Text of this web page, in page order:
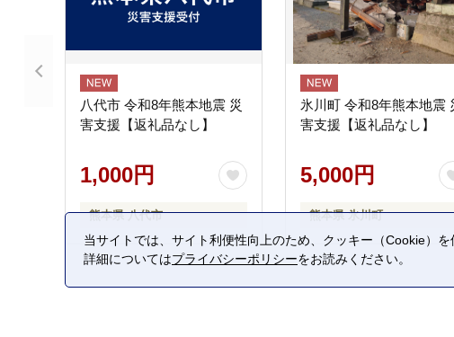
八代市 令和8年熊本地震 災
害支援【返礼品なし】
1,000円
熊本県 八代市
氷川町 令和8年熊本地震
害支援【返礼品なし】
5,000円
熊本県 氷川町
当サイトでは、サイト利便性向上のため、クッキー（Cookie）
詳細についてはプライバシーポリシーをお読みください。